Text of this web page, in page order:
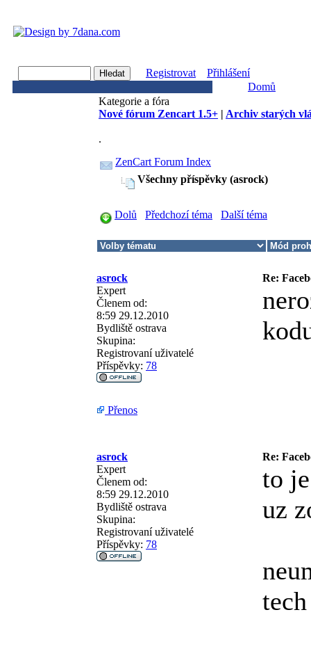
Registrovat
Přihlášení
Domů
Kategorie a fóra
Nové fórum Zencart 1.5+ | Archiv starých
.
ZenCart Forum Index
Všechny příspěvky (asrock)
Dolů Předchozí téma Další téma
asrock
Re:
Expert
Členem od:
8:59 29.12.2010
Bydliště ostrava
Skupina:
Registrovaní uživatelé
Příspěvky: 78
Přenos
asrock
Re:
Expert
Členem od:
8:59 29.12.2010
Bydliště ostrava
Skupina:
Registrovaní uživatelé
Příspěvky: 78
to
uz